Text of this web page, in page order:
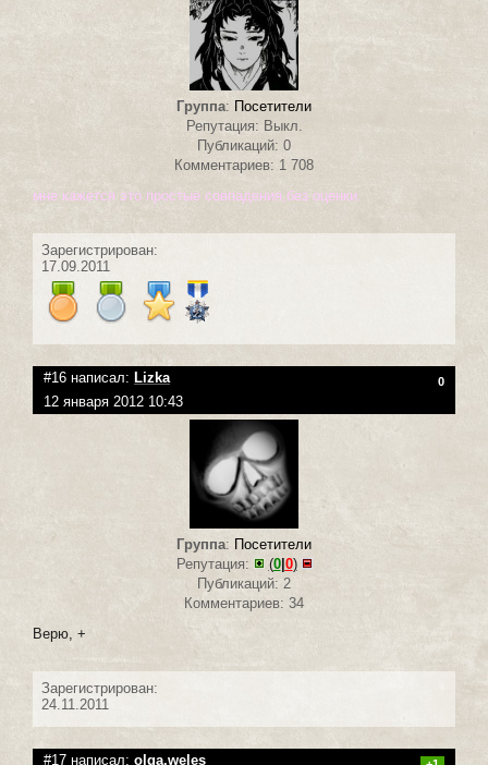
Группа: Посетители
Репутация: Выкл.
Публикаций: 0
Комментариев: 1 708
мне кажется это простые совпадения,без оценки.
Зарегистрирован:
17.09.2011
#16 написал: Lizka 0
12 января 2012 10:43
Группа: Посетители
Репутация:
(0| 0)
Публикаций: 2
Комментариев: 34
Верю, +
Зарегистрирован:
24.11.2011
#17 написал: olqa.weles